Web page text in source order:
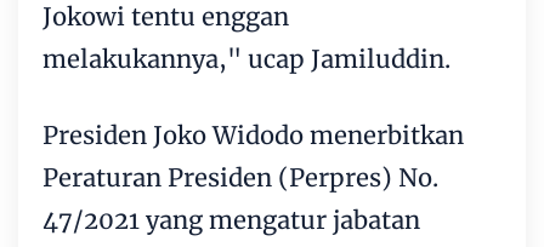
Jokowi tentu enggan
melakukannya," ucap Jamiluddin.
Presiden Joko Widodo menerbitkan
Peraturan Presiden (Perpres) No.
47/2021 yang mengatur jabatan